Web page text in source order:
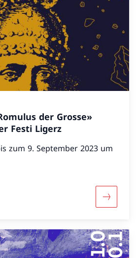
der Grosse»
Festi Ligerz
zum 9. September 2023 um